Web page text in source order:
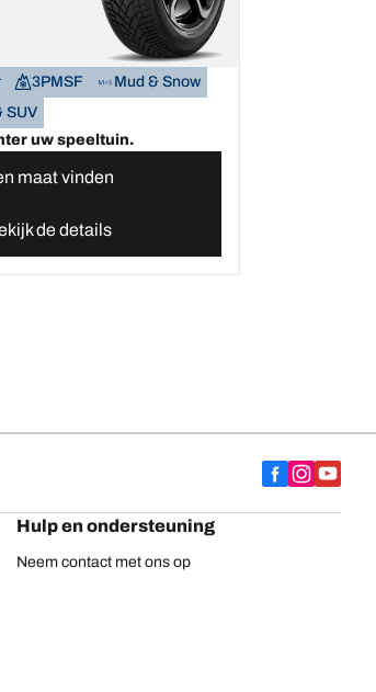
3PMSF
Mud & Snow
SUV
uw speeltuin.
maat vinden
de details
Hulp en ondersteuning
Neem contact met ons op